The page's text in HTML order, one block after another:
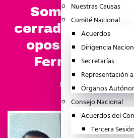
Nuestras Causas
Comité Nacional
Acuerdos
Dirigencia
Secretarías
Representación
Órganos
Consejo Nacional
Acuerdos del
Tercera
Somos
cerrado a
oposición,
Fernando
NOTICIA